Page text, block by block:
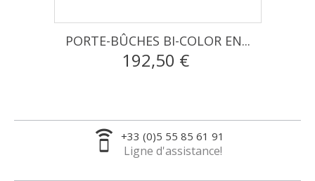
PORTE-BÛCHES BI-COLOR EN...
192,50 €
speaker_phone +33 (0)5 55 85 61 91
Ligne d'assistance!